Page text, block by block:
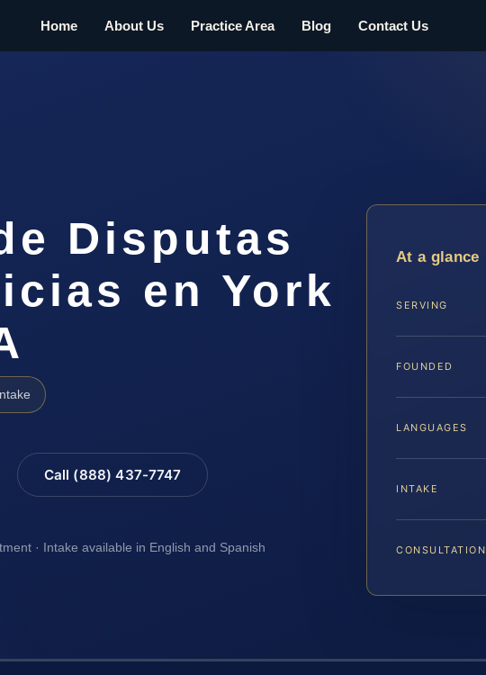
Home About Us Practice Area Blog Contact Us
Disputas
en York
Call (888) 437-7747
· Intake available in English and Spanish
At a glance
SERVING
FOUNDED
LANGUAGES
INTAKE
CONSULTATION